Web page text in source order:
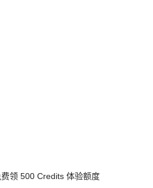
领 500 Credits 体验额度